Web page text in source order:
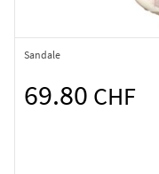
Sandale
69.80 CHF